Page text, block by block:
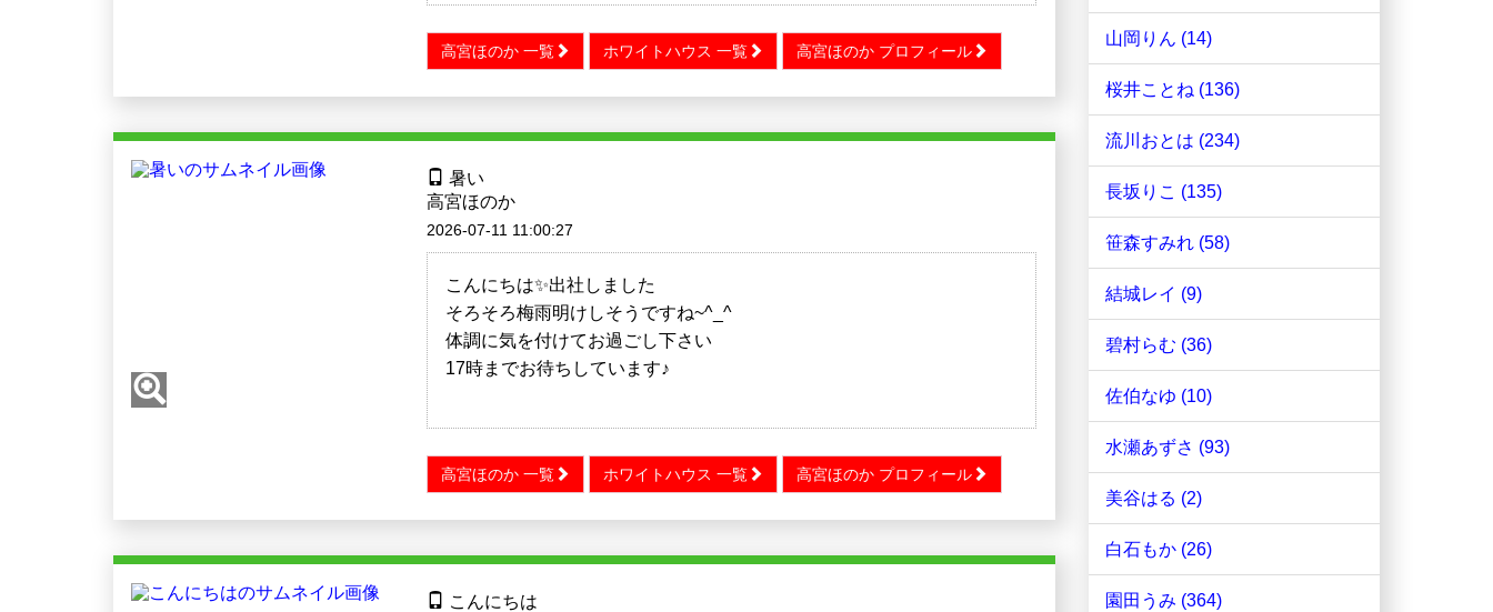
高宮ほのか 一覧 ホワイトハウス 一覧 高宮ほのか プロフィール
暑い
高宮ほのか
2026-07-11 11:00:27
こんにちは✨出社しました
そろそろ梅雨明けしそうですね~^_^
体調に気を付けてお過ごし下さい
17時までお待ちしています♪
高宮ほのか 一覧 ホワイトハウス 一覧 高宮ほのか プロフィール
こんにちは
山岡りん (14)
桜井ことね (136)
流川おとは (234)
長坂りこ (135)
笹森すみれ (58)
結城レイ (9)
碧村らむ (36)
佐伯なゆ (10)
水瀬あずさ (93)
美谷はる (2)
白石もか (26)
園田うみ (364)